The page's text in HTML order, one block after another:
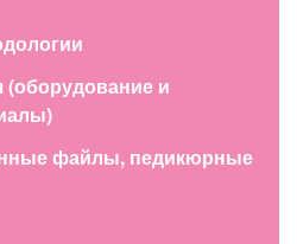
и
файлы, педикюрные